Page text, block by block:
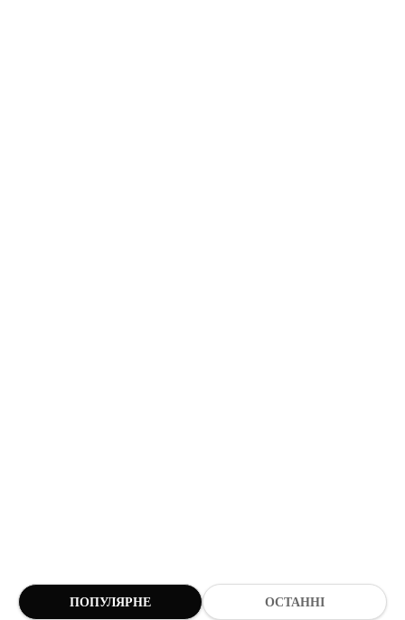
ПОПУЛЯРНЕ ОСТАННІ